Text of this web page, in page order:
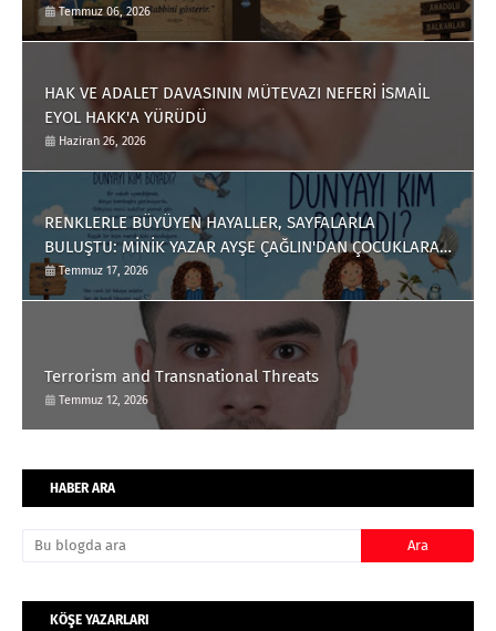
Temmuz 06, 2026
HAK VE ADALET DAVASININ MÜTEVAZI NEFERİ İSMAİL
EYOL HAKK'A YÜRÜDÜ
Haziran 26, 2026
RENKLERLE BÜYÜYEN HAYALLER, SAYFALARLA
BULUŞTU: MİNİK YAZAR AYŞE ÇAĞLIN'DAN ÇOCUKLARA
ANLAMLI BİR ESER
Temmuz 17, 2026
Terrorism and Transnational Threats
Temmuz 12, 2026
HABER ARA
KÖŞE YAZARLARI